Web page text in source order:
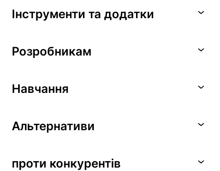
Інструменти та додатки
Розробникам
Навчання
Альтернативи
проти конкурентів